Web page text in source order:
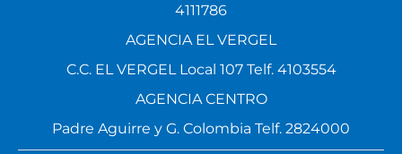
4111786
AGENCIA EL VERGEL
C.C. EL VERGEL Local 107 Telf. 4103554
AGENCIA CENTRO
Padre Aguirre y G. Colombia Telf. 2824000